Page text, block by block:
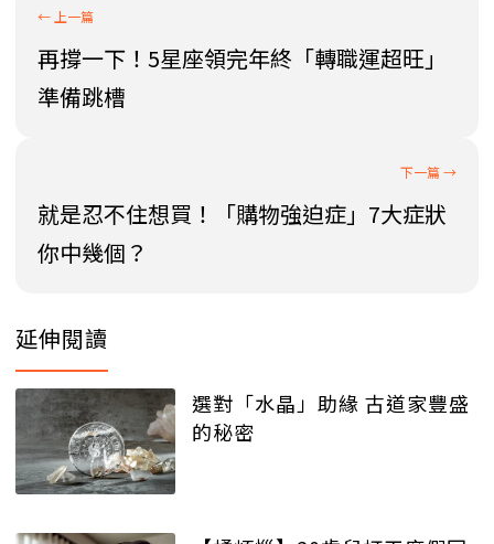
再撐一下！5星座領完年終「轉職運超旺」
準備跳槽
就是忍不住想買！「購物強迫症」7大症狀
你中幾個？
延伸閱讀
選對「水晶」助緣 古道家豐盛
的秘密